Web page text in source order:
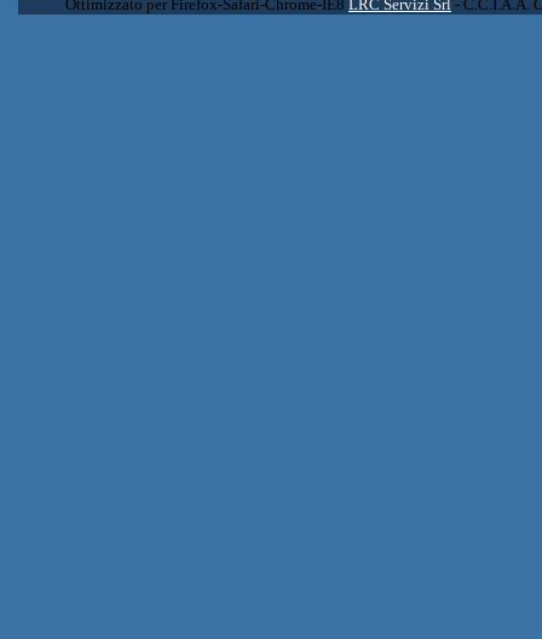
Ottimizzato per Firefox-Safari-Chrome-IE8 LRC Servizi Srl - C.C.I.A.A.